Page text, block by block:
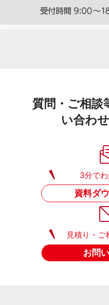
質問・ご相談
い合わ
3分で
資料ダ
見積り・ご
お問